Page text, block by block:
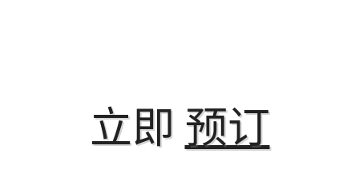
立即 预订